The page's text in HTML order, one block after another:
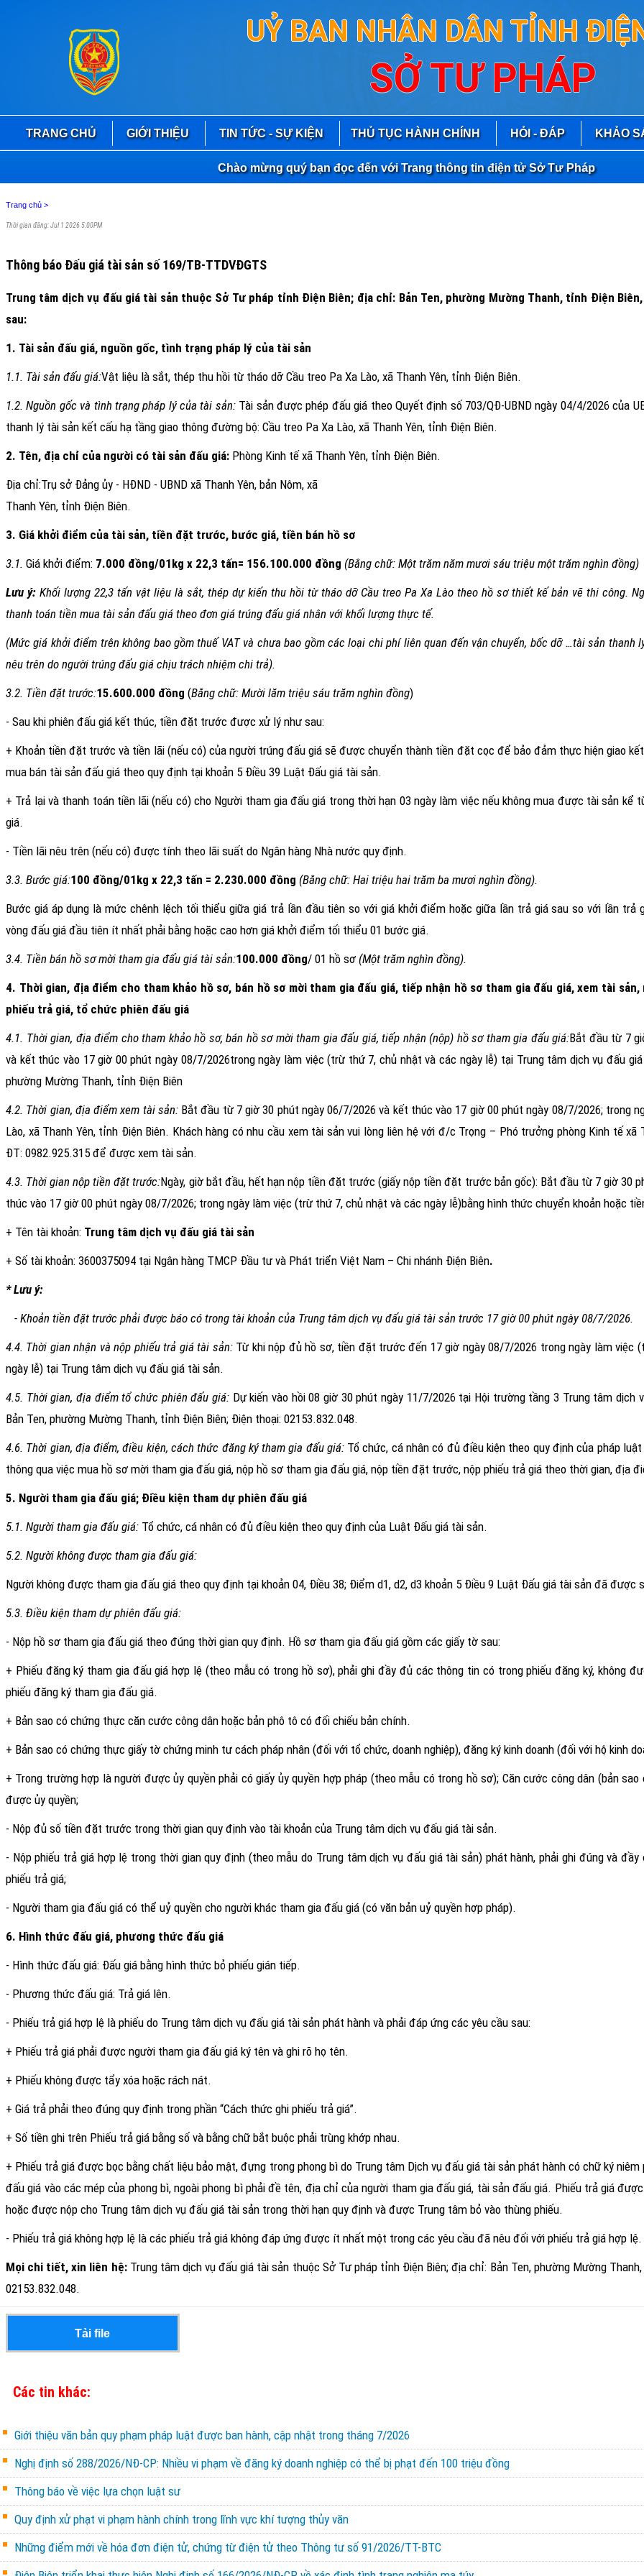
UỶ BAN NHÂN DÂN TỈNH
SỞ TƯ PHÁP
TRANG CHỦ GIỚI THIỆU TIN TỨC - SỰ KIỆN THỦ TỤC HÀNH CHÍNH HỎI - ĐÁP KHẢO
Chào mừng quý bạn đọc đến với Trang thông tin điện tử Sở Tư Pháp
Trang chủ >
Thời gian đăng: Jul 1 2026 5:00PM
Thông báo Đấu giá tài sản số 169/TB-TTDVĐGTS
Trung tâm dịch vụ đấu giá tài sản thuộc Sở Tư pháp tỉnh Điện Biên; địa chỉ: Bản Ten, phường Mường Thanh, tỉnh Điện
sau:
1. Tài sản đấu giá, nguồn gốc, tình trạng pháp lý của tài sản
1.1. Tài sản đấu giá:Vật liệu là sắt, thép thu hồi từ tháo dỡ Cầu treo Pa Xa Lào, xã Thanh Yên, tỉnh Điện Biên.
1.2. Nguồn gốc và tình trạng pháp lý của tài sản: Tài sản được phép đấu giá theo Quyết định số 703/QĐ-UBND ngày 04/4/2026 của
thanh lý tài sản kết cấu hạ tầng giao thông đường bộ: Cầu treo Pa Xa Lào, xã Thanh Yên, tỉnh Điện Biên.
2. Tên, địa chỉ của người có tài sản đấu giá: Phòng Kinh tế xã Thanh Yên, tỉnh Điện Biên.
Địa chỉ:Trụ sở Đảng ủy - HĐND - UBND xã Thanh Yên, bản Nôm, xã
Thanh Yên, tỉnh Điện Biên.
3. Giá khởi điểm của tài sản, tiền đặt trước, bước giá, tiền bán hồ sơ
3.1. Giá khởi điểm: 7.000 đồng/01kg x 22,3 tấn= 156.100.000 đồng (Bằng chữ: Một trăm năm mươi sáu triệu một trăm nghìn đồng)
Lưu ý: Khối lượng 22,3 tấn vật liệu là sắt, thép dự kiến thu hồi từ tháo dỡ Cầu treo Pa Xa Lào theo hồ sơ thiết kế bản vẽ thi công.
thanh toán tiền mua tài sản đấu giá theo đơn giá trúng đấu giá nhân với khối lượng thực tế.
(Mức giá khởi điểm trên không bao gồm thuế VAT và chưa bao gồm các loại chi phí liên quan đến vận chuyển, bốc dỡ …tài sản thanh
nêu trên do người trúng đấu giá chịu trách nhiệm chi trả).
3.2. Tiền đặt trước:15.600.000 đồng (Bằng chữ: Mười lăm triệu sáu trăm nghìn đồng)
- Sau khi phiên đấu giá kết thúc, tiền đặt trước được xử lý như sau:
+ Khoản tiền đặt trước và tiền lãi (nếu có) của người trúng đấu giá sẽ được chuyển thành tiền đặt cọc để bảo đảm thực hiện giao
mua bán tài sản đấu giá theo quy định tại khoản 5 Điều 39 Luật Đấu giá tài sản.
+ Trả lại và thanh toán tiền lãi (nếu có) cho Người tham gia đấu giá trong thời hạn 03 ngày làm việc nếu không mua được tài sản kể
giá.
- Tiền lãi nêu trên (nếu có) được tính theo lãi suất do Ngân hàng Nhà nước quy định.
3.3. Bước giá:100 đồng/01kg x 22,3 tấn = 2.230.000 đồng (Bằng chữ: Hai triệu hai trăm ba mươi nghìn đồng).
Bước giá áp dụng là mức chênh lệch tối thiểu giữa giá trả lần đầu tiên so với giá khởi điểm hoặc giữa lần trả giá sau so với lần trả
vòng đấu giá đầu tiên ít nhất phải bằng hoặc cao hơn giá khởi điểm tối thiểu 01 bước giá.
3.4. Tiền bán hồ sơ mời tham gia đấu giá tài sản:100.000 đồng/ 01 hồ sơ (Một trăm nghìn đồng).
4. Thời gian, địa điểm cho tham khảo hồ sơ, bán hồ sơ mời tham gia đấu giá, tiếp nhận hồ sơ tham gia đấu giá, xem tài
phiếu trả giá, tổ chức phiên đấu giá
4.1. Thời gian, địa điểm cho tham khảo hồ sơ, bán hồ sơ mời tham gia đấu giá, tiếp nhận (nộp) hồ sơ tham gia đấu giá:Bắt đầu từ 7
và kết thúc vào 17 giờ 00 phút ngày 08/7/2026trong ngày làm việc (trừ thứ 7, chủ nhật và các ngày lễ) tại Trung tâm dịch vụ đấu
phường Mường Thanh, tỉnh Điện Biên
4.2. Thời gian, địa điểm xem tài sản: Bắt đầu từ 7 giờ 30 phút ngày 06/7/2026 và kết thúc vào 17 giờ 00 phút ngày 08/7/2026; trong
Lào, xã Thanh Yên, tỉnh Điện Biên. Khách hàng có nhu cầu xem tài sản vui lòng liên hệ với đ/c Trọng – Phó trưởng phòng Kinh tế xã
ĐT: 0982.925.315 để được xem tài sản.
4.3. Thời gian nộp tiền đặt trước:Ngày, giờ bắt đầu, hết hạn nộp tiền đặt trước (giấy nộp tiền đặt trước bản gốc): Bắt đầu từ 7 giờ 30
thúc vào 17 giờ 00 phút ngày 08/7/2026; trong ngày làm việc (trừ thứ 7, chủ nhật và các ngày lễ)bằng hình thức chuyển khoản hoặc
+ Tên tài khoản: Trung tâm dịch vụ đấu giá tài sản
+ Số tài khoản: 3600375094 tại Ngân hàng TMCP Đầu tư và Phát triển Việt Nam – Chi nhánh Điện Biên.
* Lưu ý:
- Khoản tiền đặt trước phải được báo có trong tài khoản của Trung tâm dịch vụ đấu giá tài sản trước 17 giờ 00 phút ngày 08/7/2026.
4.4. Thời gian nhận và nộp phiếu trả giá tài sản: Từ khi nộp đủ hồ sơ, tiền đặt trước đến 17 giờ ngày 08/7/2026 trong ngày làm việc
ngày lễ) tại Trung tâm dịch vụ đấu giá tài sản.
4.5. Thời gian, địa điểm tổ chức phiên đấu giá:Dự kiến vào hồi08 giờ 30 phút ngày 11/7/2026tại Hội trường tầng 3 Trung tâm dịch
Bản Ten, phường Mường Thanh, tỉnh Điện Biên; Điện thoại: 02153.832.048.
4.6. Thời gian, địa điểm, điều kiện, cách thức đăng ký tham gia đấu giá: Tổ chức, cá nhân có đủ điều kiện theo quy định của pháp
thông qua việc mua hồ sơ mời tham gia đấu giá, nộp hồ sơ tham gia đấu giá, nộp tiền đặt trước, nộp phiếu trả giá theo thời gian, địa
5. Người tham gia đấu giá; Điều kiện tham dự phiên đấu giá
5.1. Người tham gia đấu giá: Tổ chức, cá nhân có đủ điều kiện theo quy định của Luật Đấu giá tài sản.
5.2. Người không được tham gia đấu giá:
Người không được tham gia đấu giá theo quy định tại khoản 04, Điều 38; Điểm d1, d2, d3 khoản 5 Điều 9 Luật Đấu giá tài sản đã được
5.3. Điều kiện tham dự phiên đấu giá:
- Nộp hồ sơ tham gia đấu giá theo đúng thời gian quy định. Hồ sơ tham gia đấu giá gồm các giấy tờ sau:
+ Phiếu đăng ký tham gia đấu giá hợp lệ (theo mẫu có trong hồ sơ), phải ghi đầy đủ các thông tin có trong phiếu đăng ký, không
phiếu đăng ký tham gia đấu giá.
+ Bản sao có chứng thực căn cước công dân hoặc bản phô tô có đối chiếu bản chính.
+ Bản sao có chứng thực giấy tờ chứng minh tư cách pháp nhân (đối với tổ chức, doanh nghiệp), đăng ký kinh doanh (đối với hộ kinh
+ Trong trường hợp là người được ủy quyền phải có giấy ủy quyền hợp pháp (theo mẫu có trong hồ sơ); Căn cước công dân (bản
được ủy quyền;
- Nộp đủ số tiền đặt trước trong thời gian quy định vào tài khoản của Trung tâm dịch vụ đấu giá tài sản.
- Nộp phiếu trả giá hợp lệ trong thời gian quy định (theo mẫu do Trung tâm dịch vụ đấu giá tài sản) phát hành, phải ghi đúng và
phiếu trả giá;
- Người tham gia đấu giá có thể uỷ quyền cho người khác tham gia đấu giá (có văn bản uỷ quyền hợp pháp).
6. Hình thức đấu giá, phương thức đấu giá
- Hình thức đấu giá: Đấu giá bằng hình thức bỏ phiếu gián tiếp.
- Phương thức đấu giá: Trả giá lên.
- Phiếu trả giá hợp lệ là phiếu do Trung tâm dịch vụ đấu giá tài sản phát hành và phải đáp ứng các yêu cầu sau:
+ Phiếu trả giá phải được người tham gia đấu giá ký tên và ghi rõ họ tên.
+ Phiếu không được tẩy xóa hoặc rách nát.
+ Giá trả phải theo đúng quy định trong phần “Cách thức ghi phiếu trả giá”.
+ Số tiền ghi trên Phiếu trả giá bằng số và bằng chữ bắt buộc phải trùng khớp nhau.
+ Phiếu trả giá được bọc bằng chất liệu bảo mật, đựng trong phong bì do Trung tâm Dịch vụ đấu giá tài sản phát hành có chữ ký
đấu giá vào các mép của phong bì, ngoài phong bì phải đề tên, địa chỉ của người tham gia đấu giá, tài sản đấu giá. Phiếu trả giá
hoặc được nộp cho Trung tâm dịch vụ đấu giá tài sản trong thời hạn quy định và được Trung tâm bỏ vào thùng phiếu.
- Phiếu trả giá không hợp lệ là các phiếu trả giá không đáp ứng được ít nhất một trong các yêu cầu đã nêu đối với phiếu trả giá hợp lệ.
Mọi chi tiết, xin liên hệ:Trung tâm dịch vụ đấu giá tài sản thuộc Sở Tư pháp tỉnh Điện Biên; địa chỉ: Bản Ten, phường Mường
02153.832.048.
Tải file
Các tin khác:
Giới thiệu văn bản quy phạm pháp luật được ban hành, cập nhật trong tháng 7/2026
Nghị định số 288/2026/NĐ-CP: Nhiều vi phạm về đăng ký doanh nghiệp có thể bị phạt đến 100 triệu đồng
Thông báo về việc lựa chọn luật sư
Quy định xử phạt vi phạm hành chính trong lĩnh vực khí tượng thủy văn
Những điểm mới về hóa đơn điện tử, chứng từ điện tử theo Thông tư số 91/2026/TT-BTC